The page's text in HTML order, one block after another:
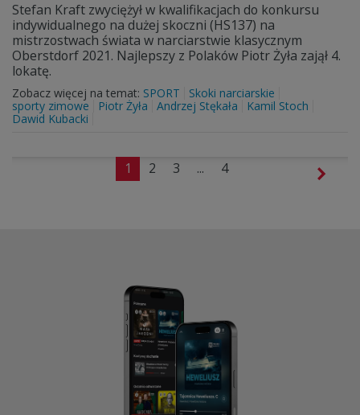
Stefan Kraft zwyciężył w kwalifikacjach do konkursu
indywidualnego na dużej skoczni (HS137) na
mistrzostwach świata w narciarstwie klasycznym
Oberstdorf 2021. Najlepszy z Polaków Piotr Żyła zajął 4.
lokatę.
Zobacz więcej na temat: SPORT
Skoki narciarskie
sporty zimowe
Piotr Żyła Andrzej Stękała
Kamil Stoch
Dawid Kubacki
1 2 3 ... 4